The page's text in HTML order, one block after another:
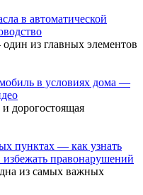
в автоматической
один из главных элементов
в условиях дома —
дорогостоящая
пунктах — как узнать
избежать правонарушений
из самых важных